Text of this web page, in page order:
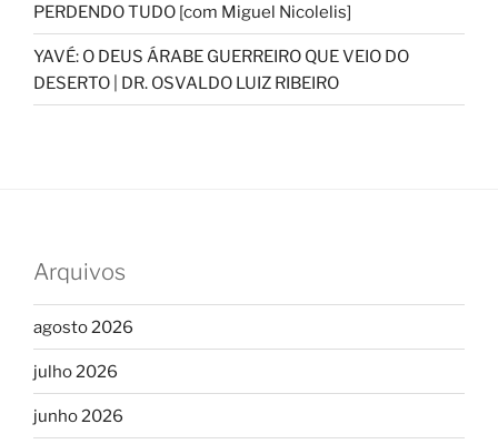
PERDENDO TUDO [com Miguel Nicolelis]
YAVÉ: O DEUS ÁRABE GUERREIRO QUE VEIO DO
DESERTO | DR. OSVALDO LUIZ RIBEIRO
Arquivos
agosto 2026
julho 2026
junho 2026